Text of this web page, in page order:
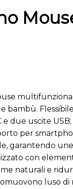
bambù.
e due uscite
per
garantendo
con
naturali e
luso